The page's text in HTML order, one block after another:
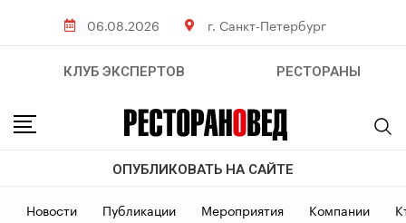
06.08.2026 г. Санкт-Петербург
КЛУБ ЭКСПЕРТОВ РЕСТОРАНЫ
ОПУБЛИКОВАТЬ НА САЙТЕ
Новости Публикации Мероприятия Компании